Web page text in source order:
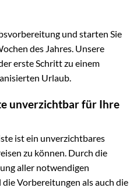
und starten Sie
des Jahres. Unsere
erste Schritt zu einem
Urlaub.
unverzichtbar für Ihre
ist ein unverzichtbares
zu können. Durch die
aller notwendigen
Vorbereitungen als auch die